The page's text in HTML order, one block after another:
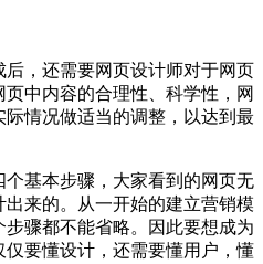
，还需要网页设计师对于网页
中内容的合理性、科学性，网
情况做适当的调整，以达到最
基本步骤，大家看到的网页无
来的。从一开始的建立营销模
骤都不能省略。因此要想成为
要懂设计，还需要懂用户，懂